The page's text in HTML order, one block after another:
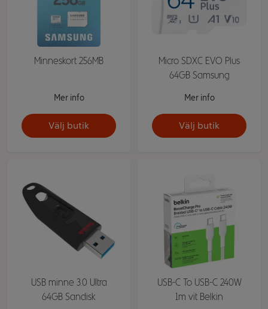
Minneskort 256MB
Mer info
Välj butik
Micro SDXC EVO Plus
64GB Samsung
Mer info
Välj butik
USB minne 3.0 Ultra
64GB Sandisk
USB-C To USB-C 240W
1m vit Belkin